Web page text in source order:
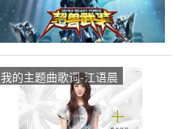
我的主题曲歌词-江语晨